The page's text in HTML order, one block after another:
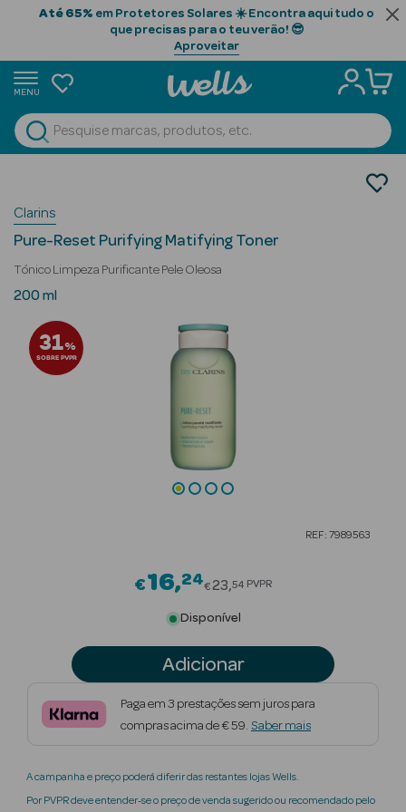
Até 65% em Protetores Solares ☀️ Encontra aqui tudo o
que precisas para o teu verão! 😎
Aproveitar
MENU
Ver Tudo
Beauty Season
Cabelo
Beauty Season
Beauty Season
Cosmética
Beauty Season
Beauty Season
Beauty Season
Beauty Season
Pele Oleosa
Clarins
Pure-Reset Purifying Matifying Toner
Tónico Limpeza Purificante Pele Oleosa
200 ml
31%
SOBRE PVPR
REF: 7989563
€16 24Price reduced from
€23 54 PVPR
Disponível
Adicionar
Paga em 3 prestações sem juros para
compras acima de € 59. Saber mais
A campanha e preço poderá diferir das restantes lojas Wells.
Por PVPR deve entender-se o preço de venda sugerido ou recomendado pelo